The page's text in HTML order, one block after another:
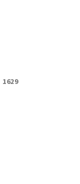
1629